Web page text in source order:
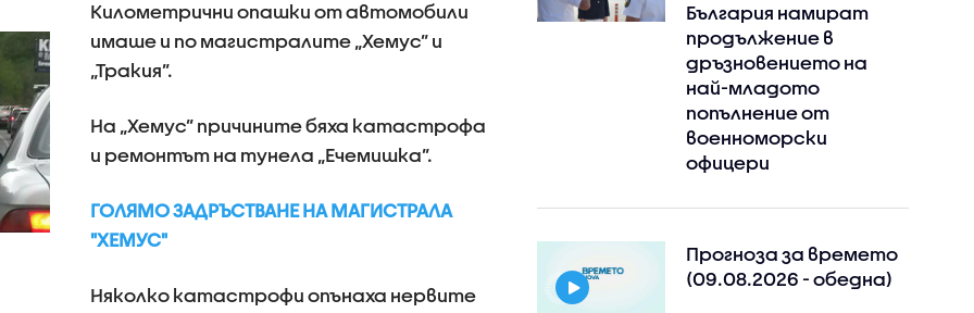
Километрични опашки от автомобили
имаше и по магистралите „Хемус” и
„Тракия”.
На „Хемус” причините бяха катастрофа
и ремонтът на тунела „Ечемишка”.
ГОЛЯМО ЗАДРЪСТВАНЕ НА МАГИСТРАЛА
"ХЕМУС"
Няколко катастрофи опънаха нервите
България намират
продължение в
дръзновението на
най-младото
попълнение от
военноморски
офицери
Прогноза за времето
(09.08.2026 - обедна)